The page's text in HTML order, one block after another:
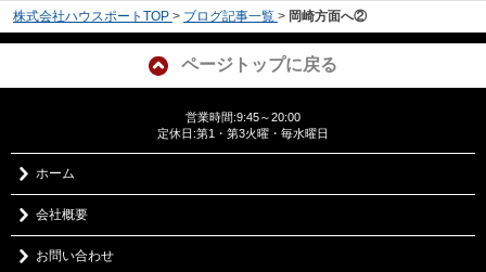
株式会社ハウスポートTOP > ブログ記事一覧 > 岡崎方面へ②
ページトップに戻る
営業時間:9:45～20:00
定休日:第1・第3火曜・毎水曜日
ホーム
会社概要
お問い合わせ